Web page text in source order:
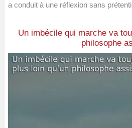
a conduit à une réflexion sans
Un imbécile qui marche va
philosophe